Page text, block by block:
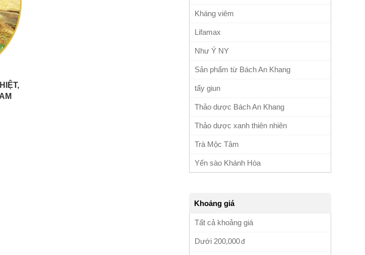
Kháng viêm
Lifamax
Như Ý NY
Sản phẩm từ Bách An Khang
tẩy giun
Thảo dược Bách An Khang
Thảo dược xanh thiên nhiên
Trà Mộc Tâm
Yến sào Khánh Hòa
Khoảng giá
Tất cả khoảng giá
Dưới 200,000